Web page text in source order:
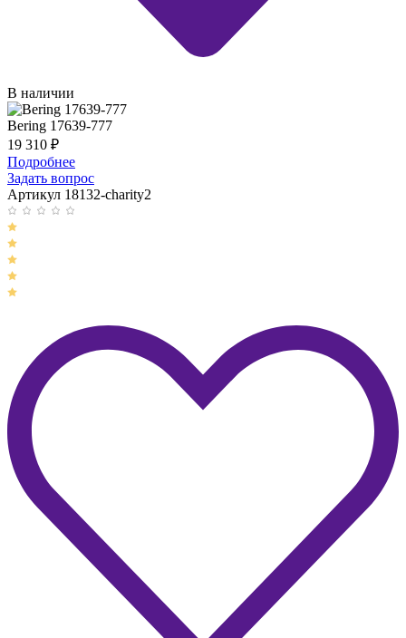
В наличии
Bering 17639-777
19 310 ₽
Подробнее
Задать вопрос
Артикул 18132-charity2